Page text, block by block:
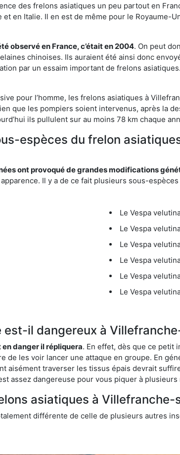
des frelons asiatiques un peu partout en
en Italie. Il en est de même pour le Royaume-
observé en France, c’était en 2004. On peut
chinoises. Ils auraient été ainsi donc
par un essaim important de frelons
pour l’homme, les frelons asiatiques à
que les pompiers soient intervenus, après la
ils pullulent sur au moins 78 km chaque
espèces du frelon
ont provoqué de grandes modifications
Il y a de ce fait plusieurs sous-
Le Vespa
Le Vespa
Le Vespa
Le Vespa
Le Vespa
Le Vespa
il dangereux à
danger il répliquera. En effet, dès que ce petit
de les voir lancer une attaque en groupe. En
aisément traverser les tissus épais devrait
assez dangereuse pour vous piquer à
asiatiques à Villefranche-
différente de celle de plusieurs autres